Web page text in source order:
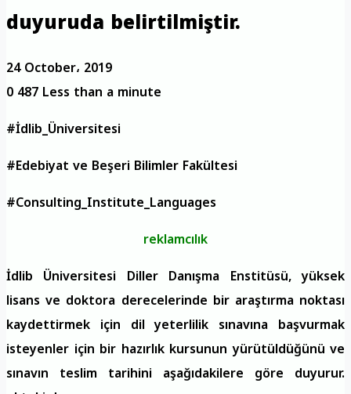
duyuruda belirtilmiştir.
24 October، 2019
0487Less than a minute
#İdlib_Üniversitesi
#Edebiyat ve Beşeri Bilimler Fakültesi
#Consulting_Institute_Languages
reklamcılık
İdlib Üniversitesi Diller Danışma Enstitüsü, yüksek
lisans ve doktora derecelerinde bir araştırma noktası
kaydettirmek için dil yeterlilik sınavına başvurmak
isteyenler için bir hazırlık kursunun yürütüldüğünü ve
sınavın teslim tarihini aşağıdakilere göre duyurur.